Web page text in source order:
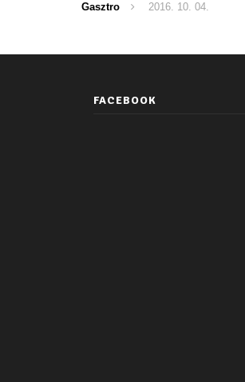
Gasztro 2016. 10. 04.
FACEBOOK